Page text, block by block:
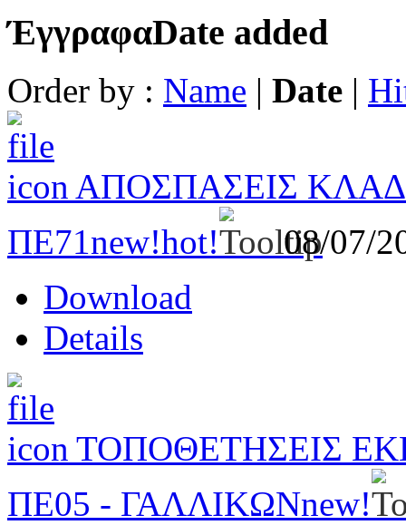
ΈγγραφαDate added
Order by : Name | Date |
ΑΠΟΣΠΑΣΕΙΣ
ΠΕ71new!hot!
08/07/
Download
Details
ΤΟΠΟΘΕΤΗΣΕΙΣ
ΠΕ05 - ΓΑΛΛΙΚΩΝnew!